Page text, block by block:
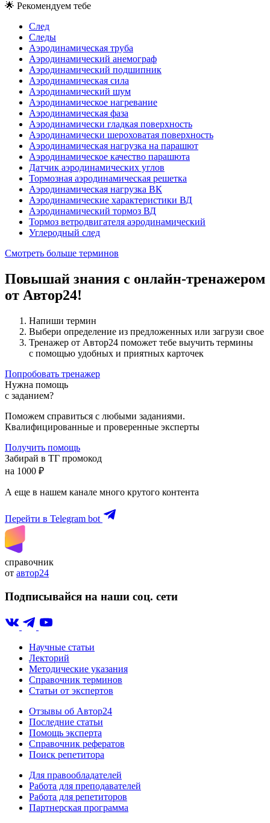
🌟 Рекомендуем тебе
След
Следы
Аэродинамическая труба
Аэродинамический анемограф
Аэродинамический подшипник
Аэродинамическая сила
Аэродинамический шум
Аэродинамическое нагревание
Аэродинамическая фаза
Аэродинамически гладкая поверхность
Аэродинамически шероховатая поверхность
Аэродинамическая нагрузка на парашют
Аэродинамическое качество парашюта
Датчик аэродинамических углов
Тормозная аэродинамическая решетка
Аэродинамическая нагрузка ВК
Аэродинамические характеристики ВД
Аэродинамический тормоз ВД
Тормоз ветродвигателя аэродинамический
Углеродный след
Смотреть больше терминов
Повышай знания с онлайн-тренажером
от Автор24!
Напиши термин
Выбери определение из предложенных или загрузи свое
Тренажер от Автор24 поможет тебе выучить термины
с помощью удобных и приятных карточек
Попробовать тренажер
Нужна помощь
с заданием?
Поможем справиться с любыми заданиями.
Квалифицированные и проверенные эксперты
Получить помощь
Забирай в ТГ промокод
на 1000 ₽
А еще в нашем канале много крутого контента
Перейти в Telegram bot
справочник
от автор24
Подписывайся на наши соц. сети
Научные статьи
Лекторий
Методические указания
Справочник терминов
Статьи от экспертов
Отзывы об Автор24
Последние статьи
Помощь эксперта
Справочник рефератов
Поиск репетитора
Для правообладателей
Работа для преподавателей
Работа для репетиторов
Партнерская программа